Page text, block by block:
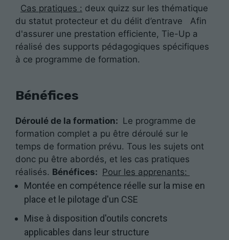
Cas pratiques : deux quizz sur les thématique
du statut protecteur et du délit d’entrave Afin
d'assurer une prestation efficiente, Tie-Up a
réalisé des supports pédagogiques spécifiques
à ce programme de formation.
Bénéfices
Déroulé de la formation: Le programme de
formation complet a pu être déroulé sur le
temps de formation prévu. Tous les sujets ont
donc pu être abordés, et les cas pratiques
réalisés. Bénéfices: Pour les apprenants:
Montée en compétence réelle sur la mise en
place et le pilotage d'un CSE
Mise à disposition d'outils concrets
applicables dans leur structure
fonctionnalité
et la
structure du
site Web, en
fonction de
la façon dont
Afin que notre
site Web
fonctionne
aussi bien que
possible lors
de votre visite.
Si vous
cookies,
certaines
fonctionnalités
disparaîtront